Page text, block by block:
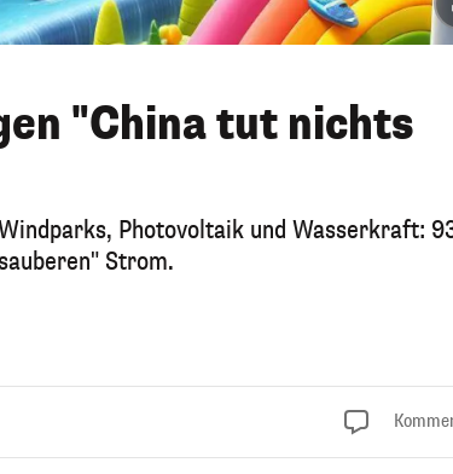
"China tut nichts
Photovoltaik und Wasserkraft:
Strom.